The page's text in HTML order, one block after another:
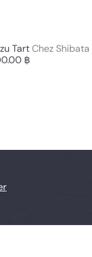
TartChez
฿